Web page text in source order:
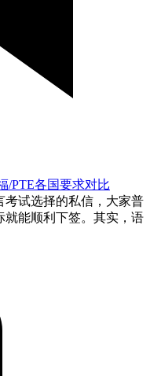
/PTE各国要求对比
考试选择的私信，大家普
就能顺利下签。其实，语